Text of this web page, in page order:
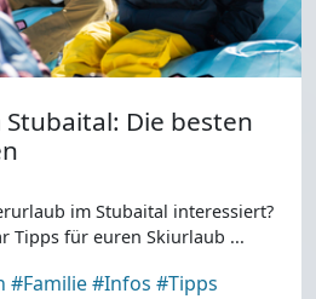
Die besten
im Stubaital interessiert?
Tipps für euren Skiurlaub ...
#Familie#Infos #Tipps